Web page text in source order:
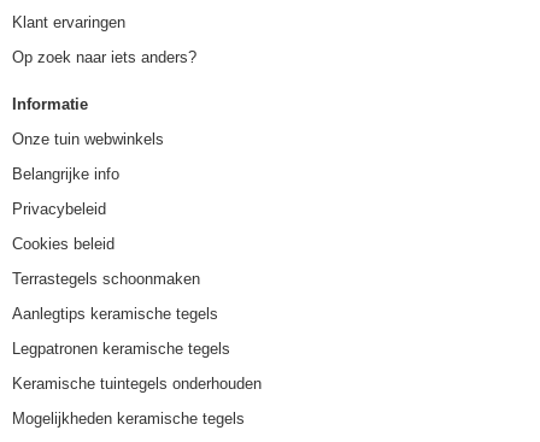
Klant ervaringen
Op zoek naar iets anders?
Informatie
Onze tuin webwinkels
Belangrijke info
Privacybeleid
Cookies beleid
Terrastegels schoonmaken
Aanlegtips keramische tegels
Legpatronen keramische tegels
Keramische tuintegels onderhouden
Mogelijkheden keramische tegels